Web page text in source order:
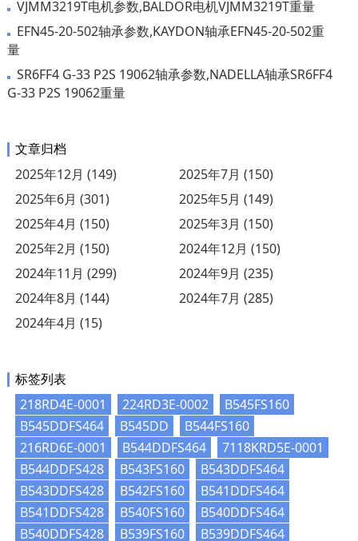
VJMM3219T电机参数,BALDOR电机VJMM3219T重量
EFN45-20-502轴承参数,KAYDON轴承EFN45-20-502重
量
SR6FF4 G-33 P2S 19062轴承参数,NADELLA轴承SR6FF4
G-33 P2S 19062重量
文章归档
2025年12月 (149)
2025年7月 (150)
2025年6月 (301)
2025年5月 (149)
2025年4月 (150)
2025年3月 (150)
2025年2月 (150)
2024年12月 (150)
2024年11月 (299)
2024年9月 (235)
2024年8月 (144)
2024年7月 (285)
2024年4月 (15)
标签列表
218RD4E-0001
224RD3E-0002
B545FS160
B545DDFS464
B545DD
B544FS160
216RD6E-0001
B544DDFS464
7118KRD5E-0001
B544DDFS428
B543FS160
B543DDFS464
B543DDFS428
B542FS160
B541DDFS464
B541DDFS428
B540FS160
B540DDFS464
B540DDFS428
B539FS160 B539DDFS464